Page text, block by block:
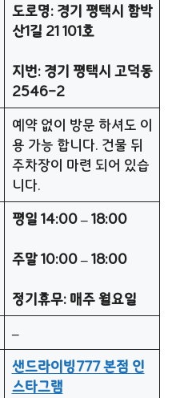
도로명: 경기 평택시 함박
산1길 21 101호
지번: 경기 평택시 고덕동
2546-2
예약 없이 방문 하셔도 이
용 가능 합니다. 건물 뒤
주차장이 마련 되어 있습
니다.
평일 14:00 – 18:00
주말 10:00 – 18:00
정기휴무: 매주 월요일
–
샌드라이빙777 본점 인
스타그램